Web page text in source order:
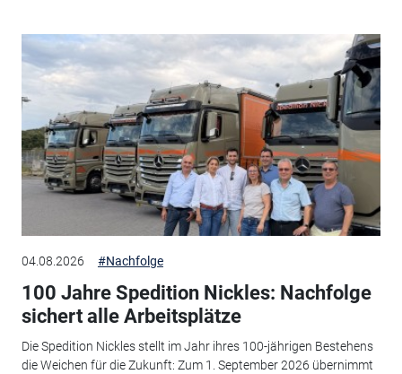
04.08.2026 #Nachfolge
100 Jahre Spedition Nickles: Nachfolge
sichert alle Arbeitsplätze
Die Spedition Nickles stellt im Jahr ihres 100-jährigen Bestehens
die Weichen für die Zukunft: Zum 1. September 2026 übernimmt